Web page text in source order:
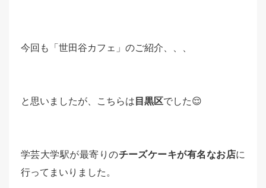
今回も「世田谷カフェ」のご紹介、、、
と思いましたが、こちらは 目黒区でした😌
学芸大学駅が最寄りのチーズケーキが有名なお店に
行ってまいりました。